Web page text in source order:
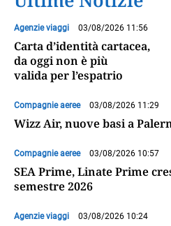
Agenzie viaggi 03/08/2026 11:56
Carta d’identità cartacea,
da oggi non è più
valida per l’espatrio
Compagnie aeree 03/08/2026 11:29
Wizz Air, nuove basi a
Compagnie aeree 03/08/2026 10:57
SEA Prime, Linate Prime
semestre 2026
Agenzie viaggi 03/08/2026 10:24